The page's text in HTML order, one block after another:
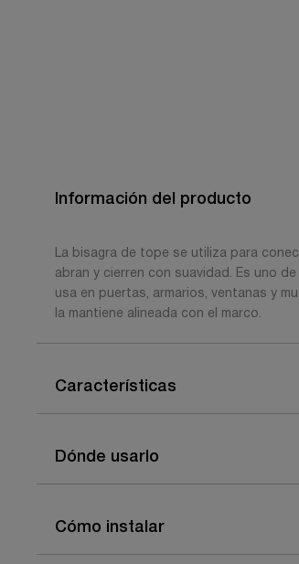
Información del producto
La bisagra de tope se utiliza para
abran y cierren con suavidad. Es uno
usa en puertas, armarios, ventanas y
la mantiene alineada con el marco.
Características
Dónde usarlo
Cómo instalar